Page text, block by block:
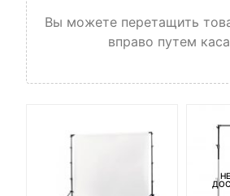
Вы можете перетащить
вправо путем